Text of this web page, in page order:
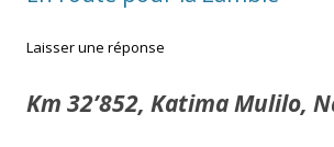
Laisser une réponse
Km 32’852, Katima Mulilo,